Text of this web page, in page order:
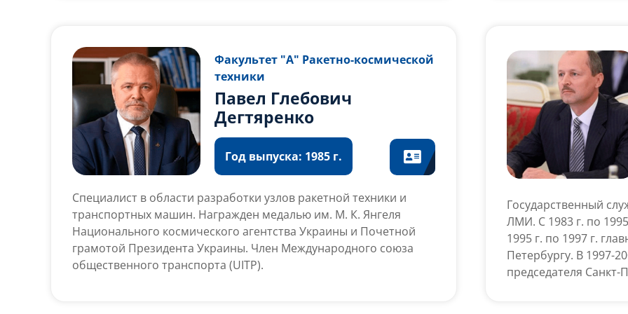
им. Ю. А. Гагарина». С августа 2012 г. космонавт-испытатель
отряда космонавтов Роскосмоса.
созданию
г. главный
главного инженера –
отделения КБ
первый заместитель
Автор более 70
Факультет "А" Ракетно-космической
техники
Павел Глебович
Дегтяренко
Год выпуска: 1985 г.
Специалист в области разработки узлов ракетной техники и
транспортных машин. Награжден медалью им. М. К. Янгеля
Национального космического агентства Украины и Почетной
грамотой Президента Украины. Член Международного союза
общественного транспорта (UITP).
Государственный
ЛМИ. С 1983 г. по
1995 г. по 1997 г.
Петербургу. В 1997-
председателя Санкт-